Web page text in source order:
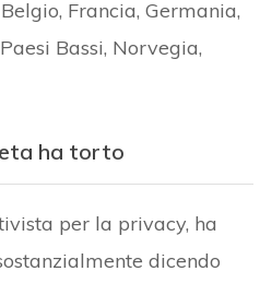
Francia, Germania,
Bassi, Norvegia,
ha torto
per la privacy, ha
dicendo